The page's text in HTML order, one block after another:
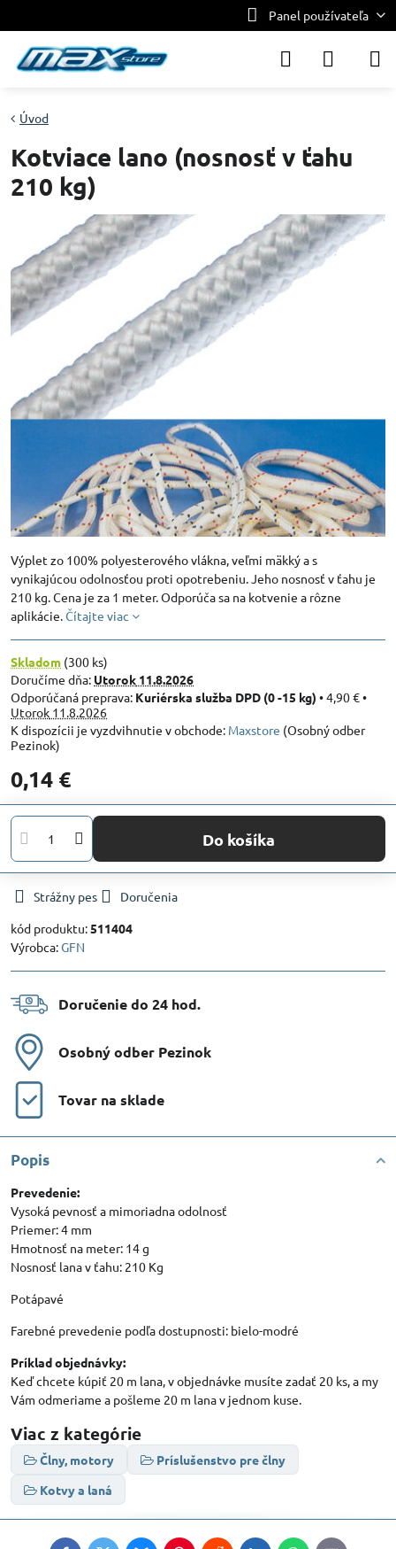
Panel používateľa
Úvod
Kotviace lano (nosnosť v ťahu
210 kg)
Výplet zo 100% polyesterového vlákna, veľmi mäkký a s
vynikajúcou odolnosťou proti opotrebeniu. Jeho nosnosť v ťahu je
210 kg. Cena je za 1 meter. Odporúča sa na kotvenie a rôzne
aplikácie.Čítajte viac
Skladom (300 ks)
Doručíme dňa: Utorok 11.8.2026
Kuriérska služba DPD (0 -15 kg) •4,90 €•
Utorok 11.8.2026
Maxstore (Osobný odber
Pezinok)
0,14 €
Do košíka
Strážny pes
Doručenia
kód produktu:511404
Výrobca:GFN
Doručenie do 24 hod​.
Osobný odber Pezinok
Tovar na sklade
Popis
Prevedenie:
Vysoká pevnosť a mimoriadna odolnosť
Priemer: 4 mm
Hmotnosť na meter: 14 g
Nosnosť lana v ťahu: 210 Kg
Potápavé
Farebné prevedenie podľa dostupnosti: bielo-modré
Príklad objednávky:
Keď chcete kúpiť 20 m lana, v objednávke musíte zadať 20 ks, a my
Vám odmeriame a pošleme 20 m lana v jednom kuse.
Viac z kategórie
Člny, motory
Príslušenstvo pre člny
Kotvy a laná